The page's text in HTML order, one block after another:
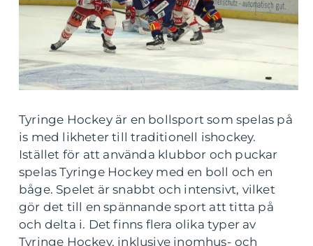
Tyringe Hockey är en bollsport som spelas på
is med likheter till traditionell ishockey.
Istället för att använda klubbor och puckar
spelas Tyringe Hockey med en boll och en
båge. Spelet är snabbt och intensivt, vilket
gör det till en spännande sport att titta på
och delta i. Det finns flera olika typer av
Tyringe Hockey, inklusive inomhus- och